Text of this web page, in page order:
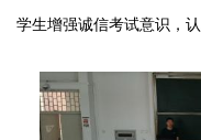
学生增强诚信考试意识，